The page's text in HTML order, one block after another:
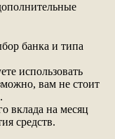
банка и типа
использовать
вам не стоит
вклада на месяц
средств.